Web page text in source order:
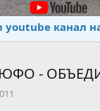
канал
ЮФО -